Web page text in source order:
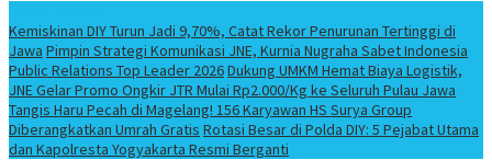
Kemiskinan DIY Turun Jadi 9,70%, Catat Rekor Penurunan Tertinggi di
Jawa Pimpin Strategi Komunikasi JNE, Kurnia Nugraha Sabet Indonesia
Public Relations Top Leader 2026Dukung UMKM Hemat Biaya Logistik,
JNE Gelar Promo Ongkir JTR Mulai Rp2.000/Kg ke Seluruh Pulau Jawa
Tangis Haru Pecah di Magelang! 156 Karyawan HS Surya Group
Diberangkatkan Umrah Gratis Rotasi Besar di Polda DIY: 5 Pejabat Utama
dan Kapolresta Yogyakarta Resmi Berganti